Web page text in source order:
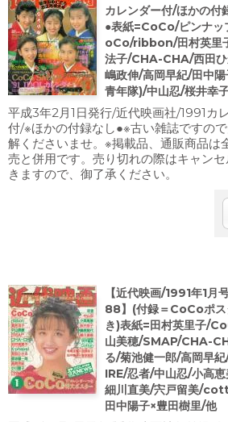
カレンダー付/ほかの付
●表紙=CoCo/ピンナ
oCo/ribbon/田村英里
法子/CHA-CHA/西田
嶋政伸/高岡早紀/田中
青年隊)/中山忍/桜井幸
平成3年2月1日発行/近代映画社/1991カ
付/※ほかの付録なし●※古い雑誌ですの
解くださいませ。※掲載品、通販商品は
売と併用です。売り切れの際はキャン
きますので、御了承ください。
【近代映画/1991年1
88】(付録＝CoCoポス
き)表紙=田村英里子/
山美穂/SMAP/CHA-
る/菊池健一郎/高岡早
IRE/忍者/中山忍/小高
細川直美/宍戸留美/
田中陽子×豊田樹里/他